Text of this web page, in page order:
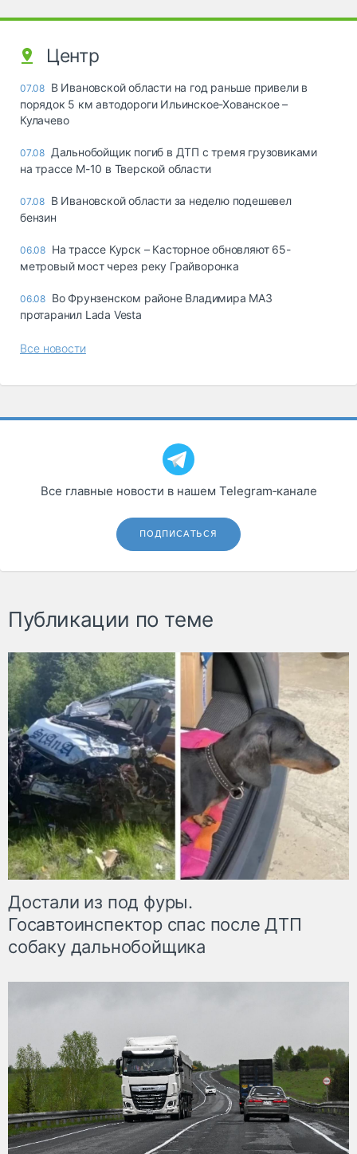
Центр
07.08 В Ивановской области на год раньше привели в
порядок 5 км автодороги Ильинское-Хованское –
Кулачево
07.08 Дальнобойщик погиб в ДТП с тремя грузовиками
на трассе М-10 в Тверской области
07.08 В Ивановской области за неделю подешевел
бензин
06.08 На трассе Курск – Касторное обновляют 65-
метровый мост через реку Грайворонка
06.08 Во Фрунзенском районе Владимира МАЗ
протаранил Lada Vesta
Все новости
Все главные новости в нашем Telegram‑канале
ПОДПИСАТЬСЯ
Публикации по теме
Достали из под фуры.
Госавтоинспектор спас после ДТП
собаку дальнобойщика